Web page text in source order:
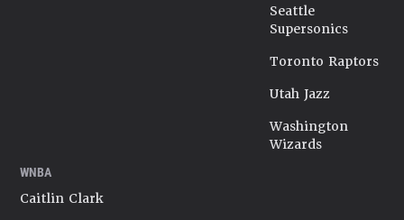
Seattle
Supersonics
Toronto Raptors
Utah Jazz
Washington
Wizards
WNBA
Caitlin Clark